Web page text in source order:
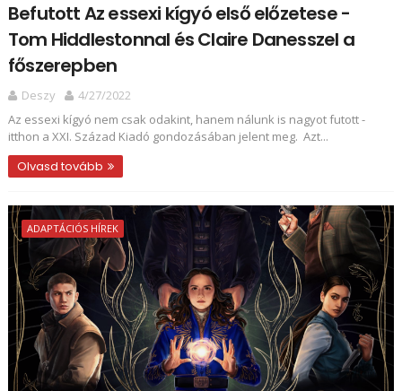
Befutott Az essexi kígyó első előzetese -
Tom Hiddlestonnal és Claire Danesszel a
főszerepben
Deszy
4/27/2022
Az essexi kígyó nem csak odakint, hanem nálunk is nagyot futott -
itthon a XXI. Század Kiadó gondozásában jelent meg. Azt...
Olvasd tovább
ADAPTÁCIÓS HÍREK